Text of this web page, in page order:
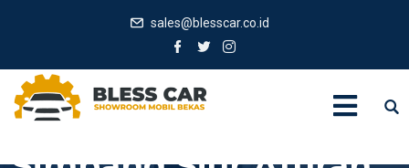
sales@blesscar.co.id